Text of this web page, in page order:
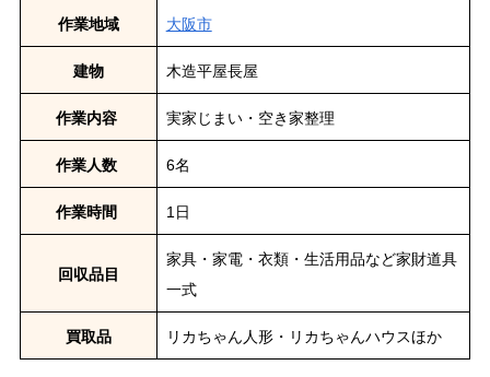
作業地域
大阪市
建物
木造平屋長屋
作業内容
実家じまい・空き家整理
作業人数
6名
作業時間
1日
回収品目
家具・家電・衣類・生活用品など家財道具
一式
買取品
リカちゃん人形・リカちゃんハウスほか